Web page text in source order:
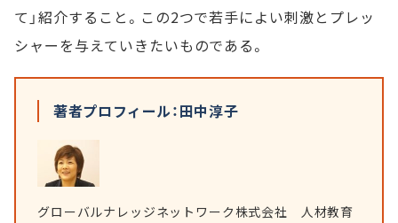
て」紹介すること。この2つで若手によい刺激とプレッ
シャーを与えていきたいものである。
著者プロフィール：田中淳子
グローバルナレッジネットワーク株式会社 人材教育